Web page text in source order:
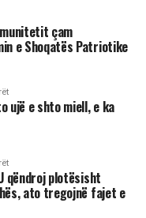
çam
e Shoqatës Patriotike
ujë e shto miell, e ka
qëndroj plotësisht
ato tregojnë fajet e